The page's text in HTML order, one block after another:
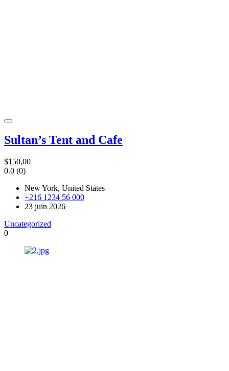
Sultan’s Tent and Cafe
$150,00
0.0 (0)
New York, United States
+216 1234 56 000
23 juin 2026
Uncategorized
0